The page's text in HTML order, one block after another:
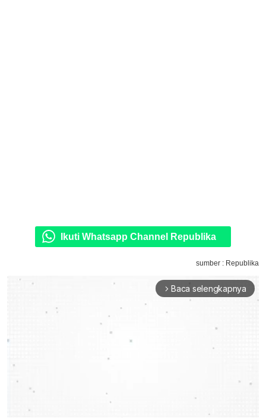
Ikuti Whatsapp Channel Republika
sumber : Republika
arrow_forward_ios Baca selengkapnya